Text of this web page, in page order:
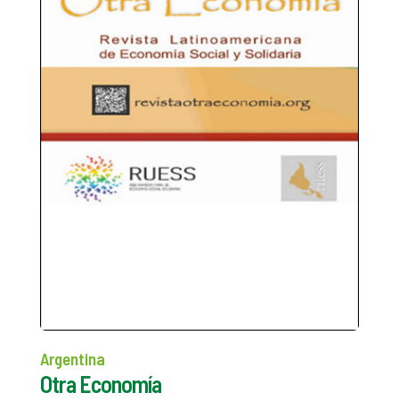
Argentina
Otra Economía